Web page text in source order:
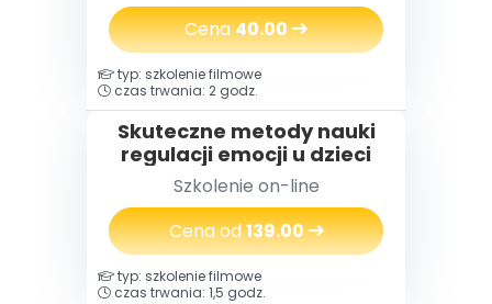
Cena40.00
typ: szkolenie filmowe
czas trwania: 2 godz.
Skuteczne metody nauki
regulacji emocji u dzieci
Szkolenie on-line
Cena od139.00
typ: szkolenie filmowe
czas trwania: 1,5 godz.